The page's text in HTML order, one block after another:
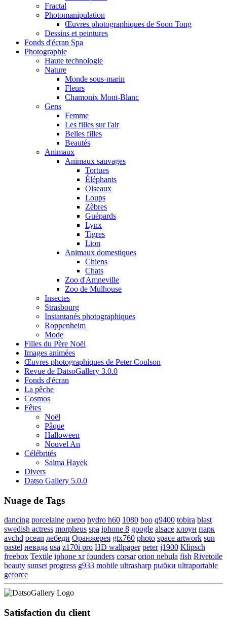
Fractal
Photomanipulation
Œuvres photographiques de Soon Tong
Dessins et peintures
Fonds d'écran Spa
Photographie
Haute technologie
Nature
Monde sous-marin
Fleurs
Chamonix Mont-Blanc
Gens
Femme
Les filles sur l'air
Belles filles
Beautés
Animaux
Animaux sauvages
Tortues
Éléphants
Oiseaux
Loups
Zèbres
Guépards
Lynx
Tigres
Lion
Animaux domestiques
Chiens
Chats
Zoo d'Amneville
Zoo de Mulhouse
Insectes
Strasbourg
Instantanés photographiques
Roppenheim
Mode
Filles du Père Noël
Images animées
Œuvres photographiques de Peter Coulson
Revue de DatsoGallery 3.0.0
Fonds d'écran
La pêche
Cosmos
Fêtes
Noël
Pâque
Halloween
Nouvel An
Célébrités
Salma Hayek
Divers
Datso Gallery 5.0.0
Nuage de Tags
dancing porcelaine озеро hydro h60 1080 boo q9400 tobira blast
swedish actress morpheus spa iphone 8 google alsace клоун парк
avchd ocean лебеди Оранжерея gtx760 photo space artwork sun
pastel невада usa z170i pro HD wallpaper peter j1900 Klipsch
freebox Textile iphone xr founders corsar orion nebula fish Rivetoile
beauty sunset progress g933 mobile ultrasharp рыбки ultraportable
geforce
Satisfaction du client